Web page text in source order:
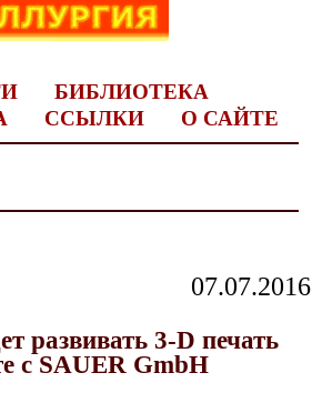
БИБЛИОТЕКА
ССЫЛКИ О САЙТЕ
07.07.2016
развивать 3-D печать
с SAUER GmbH